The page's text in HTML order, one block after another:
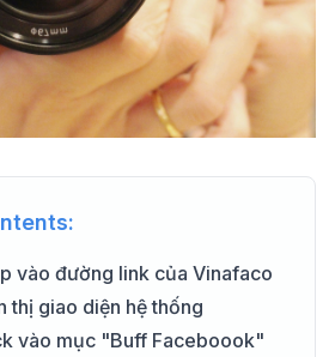
vào đường link của Vinafaco
thị giao diện hệ thống
vào mục "Buff Faceboook"